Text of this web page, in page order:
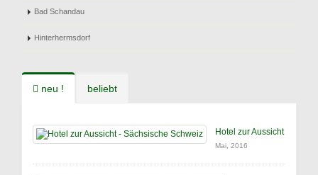
Bad Schandau
Hinterhermsdorf
neu ! beliebt
Hotel zur Aussicht
Mai, 2016